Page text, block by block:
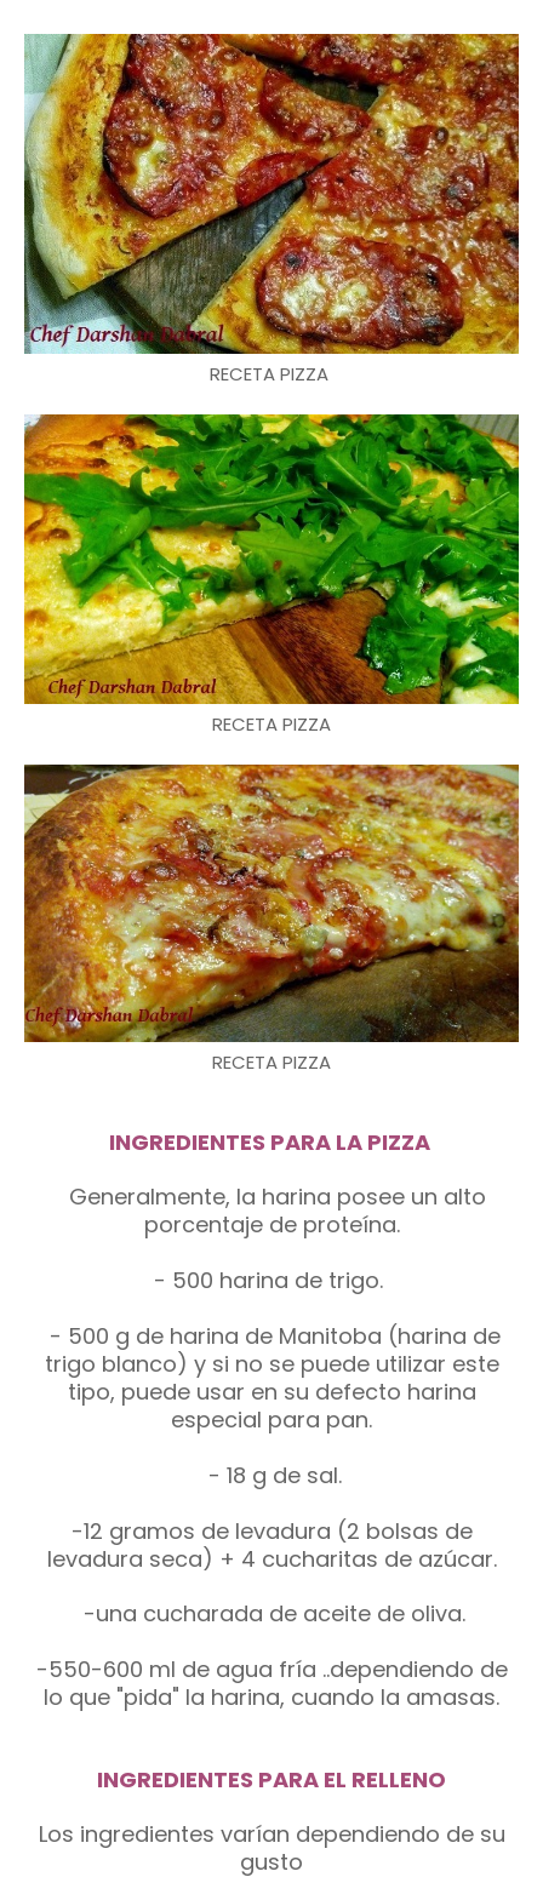
RECETA PIZZA
RECETA PIZZA
RECETA PIZZA
INGREDIENTES PARA LA PIZZA
Generalmente, la harina posee un alto
porcentaje de proteína.
- 500 harina de trigo.
- 500 g de harina de Manitoba (harina de
trigo blanco) y si no se puede utilizar este
tipo, puede usar en su defecto harina
especial para pan.
- 18 g de sal.
-12 gramos de levadura (2 bolsas de
levadura seca) + 4 cucharitas de azúcar.
-una cucharada de aceite de oliva.
-550-600 ml de agua fría ..dependiendo de
lo que "pida" la harina, cuando la amasas.
INGREDIENTES PARA EL RELLENO
Los ingredientes varían dependiendo de su
gusto